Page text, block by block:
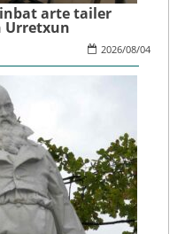
arte tailer
Urretxun
2026/08/04